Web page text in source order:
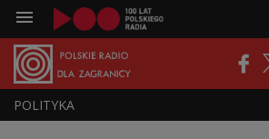
POLITYKA